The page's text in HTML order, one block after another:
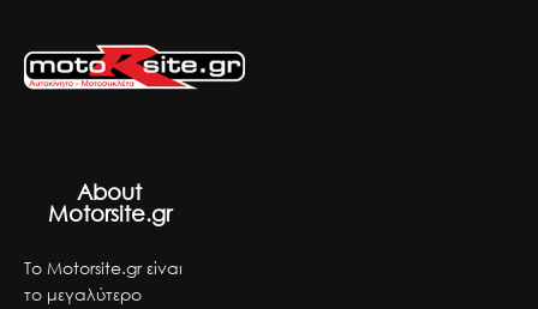
About
Motorsite.gr
Το Motorsite.gr είναι
το μεγαλύτερο